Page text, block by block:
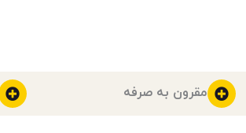
مقرون به صرفه